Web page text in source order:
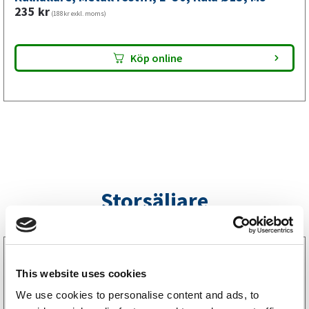
This website uses cookies
We use cookies to personalise content and ads, to
mm,
mängd
235 kr (188kr exkl. moms)
Köp online
Storsäljare
LGF Skylt Självhäftande